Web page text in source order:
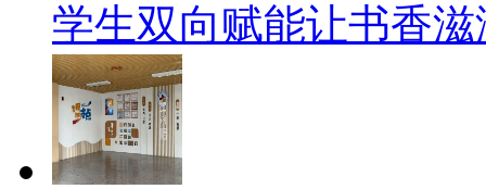
学生双向赋能让书香滋